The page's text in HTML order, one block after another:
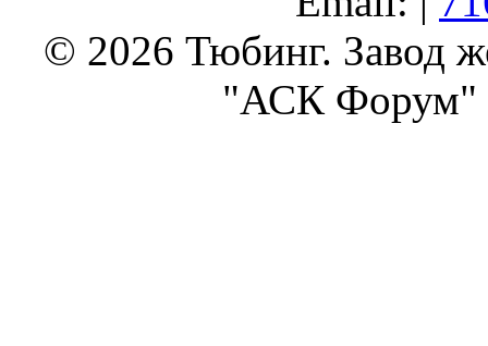
© 2026 Тюбинг. Завод
"АСК Форум"